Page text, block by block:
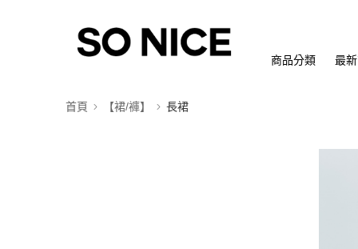
商品分類 最
首頁 【裙/褲】 長裙